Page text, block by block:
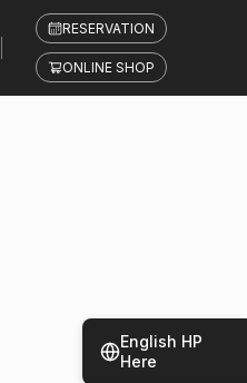
RESERVATION
ONLINE SHOP
English HP
Here